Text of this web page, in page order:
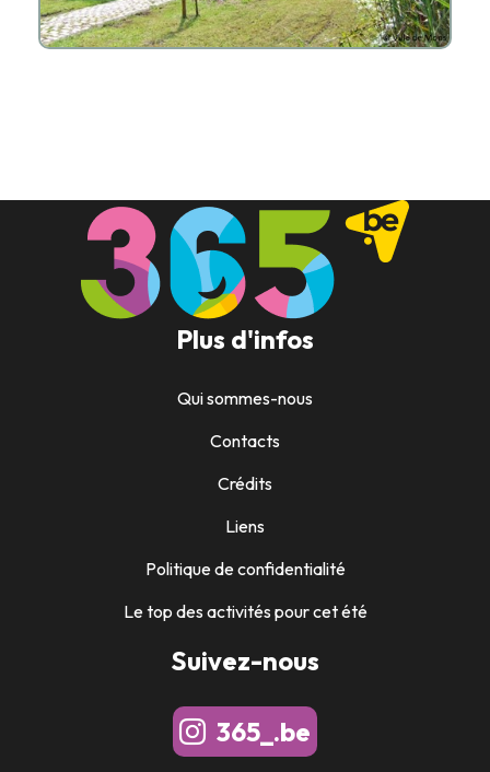
Plus d'infos
Qui sommes-nous
Contacts
Crédits
Liens
Politique de confidentialité
Le top des activités pour cet été
Suivez-nous
365_.be